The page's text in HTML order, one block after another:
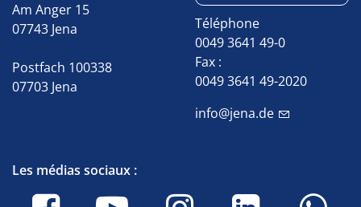
Am Anger 15
07743 Jena
Postfach 100338
07703 Jena
Téléphone
0049 3641 49-0
Fax :
0049 3641 49-2020
info@jena.de
Les médias sociaux :